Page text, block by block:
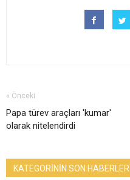
« Önceki
Papa türev araçları 'kumar'
olarak nitelendirdi
KATEGORİNİN SON